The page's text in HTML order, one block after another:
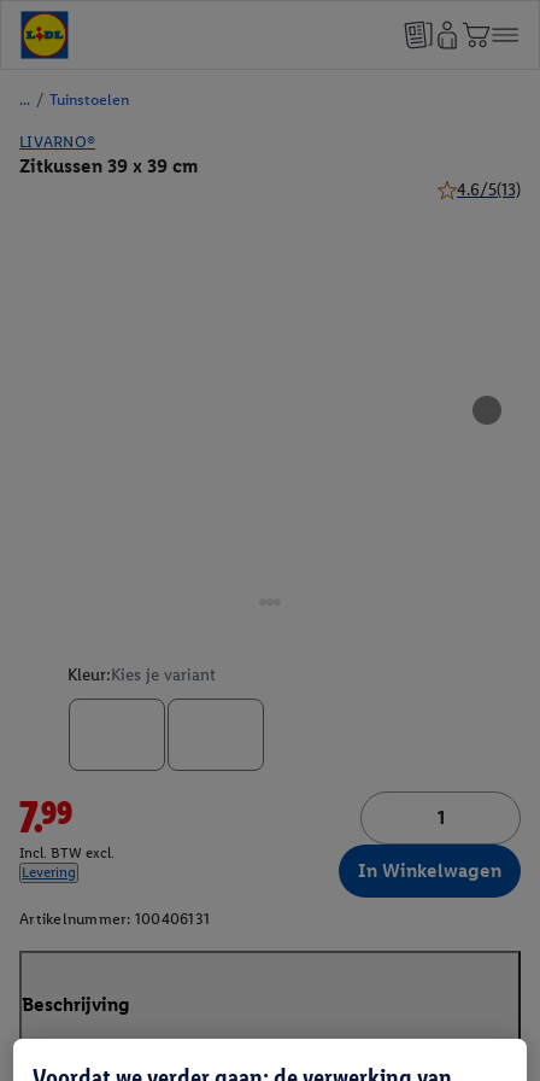
/ Tuinstoelen
LIVARNO®
Zitkussen 39 x 39 cm
4.6/5(13)
Kleur:Kies je variant
7.99
Incl. BTW excl.
Levering
In Winkelwagen
Artikelnummer: 100406131
Beschrijving